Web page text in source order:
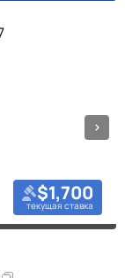
$1,700
текущая ставка